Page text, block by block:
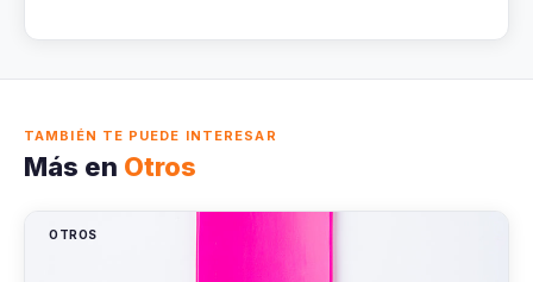
TAMBIÉN TE PUEDE INTERESAR
Más en Otros
OTROS